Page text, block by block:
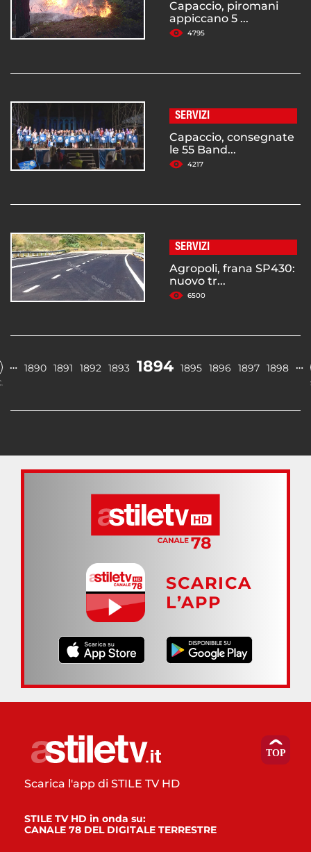
Capaccio, piromani
appiccano 5 ...
4795
SERVIZI
Capaccio, consegnate
le 55 Band...
4217
SERVIZI
Agropoli, frana SP430:
nuovo tr...
6500
… 1890 1891 1892 1893 1894 1895 1896 1897 1898 …
SCARICA
L’APP
Scarica l'app di STILE TV HD
STILE TV HD in onda su:
CANALE 78 DEL DIGITALE TERRESTRE